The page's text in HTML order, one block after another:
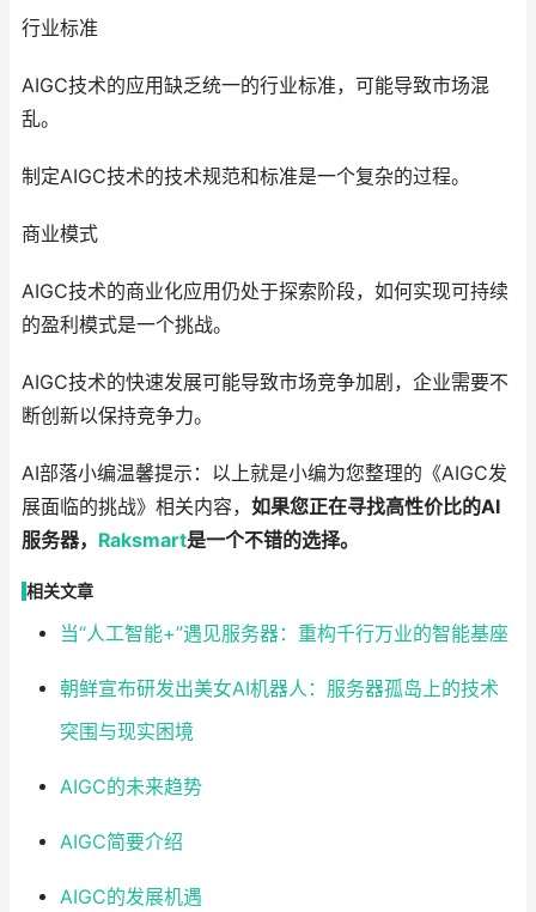
行业标准
AIGC技术的应用缺乏统一的行业标准，可能导致市场混
乱。
制定AIGC技术的技术规范和标准是一个复杂的过程。
商业模式
AIGC技术的商业化应用仍处于探索阶段，如何实现可持续
的盈利模式是一个挑战。
AIGC技术的快速发展可能导致市场竞争加剧，企业需要不
断创新以保持竞争力。
AI部落小编温馨提示：以上就是小编为您整理的《AIGC发
展面临的挑战》相关内容， 如果您正在寻找高性价比的AI
服务器， Raksmart是一个不错的选择。
相关文章
当“人工智能+”遇见服务器：重构千行万业的智能基座
朝鲜宣布研发出美女AI机器人：服务器孤岛上的技术
突围与现实困境
AIGC的未来趋势
AIGC简要介绍
AIGC的发展机遇